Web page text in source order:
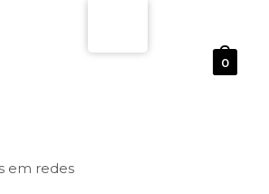
0
em redes